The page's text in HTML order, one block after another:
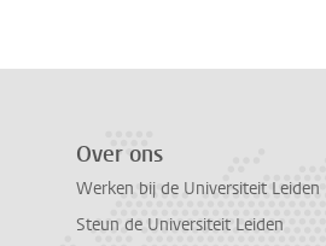
Over ons
Werken bij de Universiteit Leiden
Steun de Universiteit Leiden